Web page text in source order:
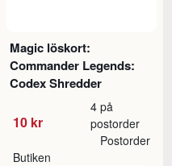
Magic löskort:
Commander Legends:
Codex Shredder
10 kr
4 på
postorder
Butiken
Postorder